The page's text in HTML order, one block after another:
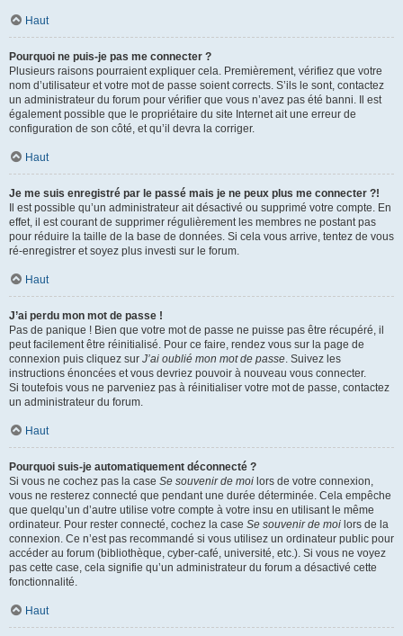
Haut
Pourquoi ne puis-je pas me connecter ?
Plusieurs raisons pourraient expliquer cela. Premièrement, vérifiez que votre
nom d’utilisateur et votre mot de passe soient corrects. S’ils le sont, contactez
un administrateur du forum pour vérifier que vous n’avez pas été banni. Il est
également possible que le propriétaire du site Internet ait une erreur de
configuration de son côté, et qu’il devra la corriger.
Haut
Je me suis enregistré par le passé mais je ne peux plus me connecter ?!
Il est possible qu’un administrateur ait désactivé ou supprimé votre compte. En
effet, il est courant de supprimer régulièrement les membres ne postant pas
pour réduire la taille de la base de données. Si cela vous arrive, tentez de vous
ré-enregistrer et soyez plus investi sur le forum.
Haut
J’ai perdu mon mot de passe !
Pas de panique ! Bien que votre mot de passe ne puisse pas être récupéré, il
peut facilement être réinitialisé. Pour ce faire, rendez vous sur la page de
connexion puis cliquez sur J’ai oublié mon mot de passe. Suivez les
instructions énoncées et vous devriez pouvoir à nouveau vous connecter.
Si toutefois vous ne parveniez pas à réinitialiser votre mot de passe, contactez
un administrateur du forum.
Haut
Pourquoi suis-je automatiquement déconnecté ?
Si vous ne cochez pas la case Se souvenir de moi lors de votre connexion,
vous ne resterez connecté que pendant une durée déterminée. Cela empêche
que quelqu’un d’autre utilise votre compte à votre insu en utilisant le même
ordinateur. Pour rester connecté, cochez la case Se souvenir de moi lors de la
connexion. Ce n’est pas recommandé si vous utilisez un ordinateur public pour
accéder au forum (bibliothèque, cyber-café, université, etc.). Si vous ne voyez
pas cette case, cela signifie qu’un administrateur du forum a désactivé cette
fonctionnalité.
Haut